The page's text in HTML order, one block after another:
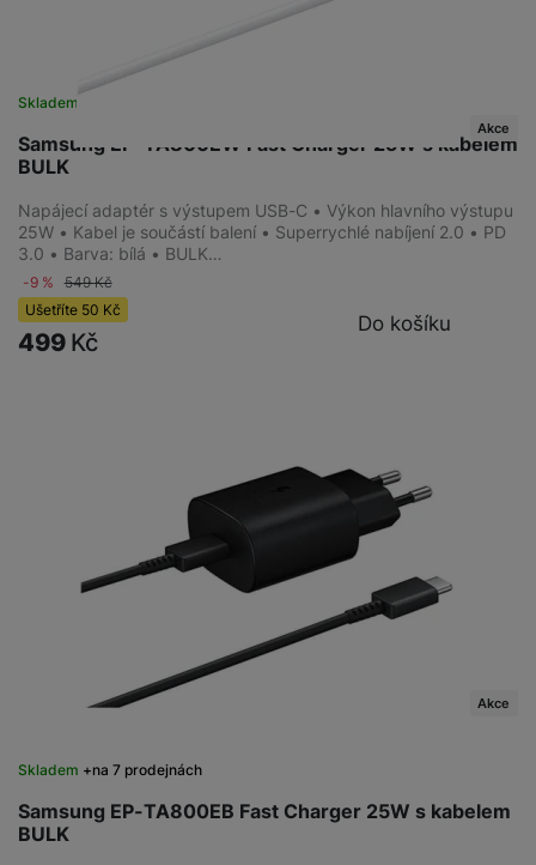
Samsung EP-TA800EW Fast Charger 25W s kabelem
BULK
Skladem
Akce
Napájecí adaptér s výstupem USB-C • Výkon hlavního výstupu
25W • Kabel je součástí balení • Superrychlé nabíjení 2.0 • PD
3.0 • Barva: bílá • BULK…
-9 % 549Kč
Ušetříte 50 Kč
499 Kč
Do košíku
Samsung EP-TA800EB Fast Charger 25W s kabelem
BULK
Skladem na 7 prodejnách
Akce